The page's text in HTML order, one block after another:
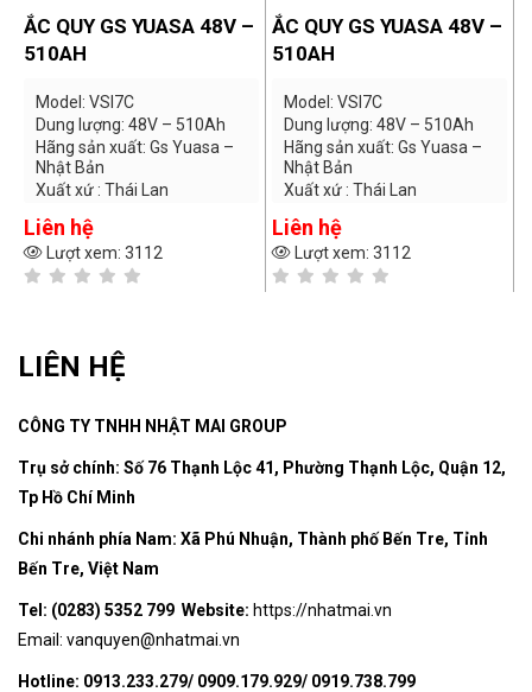
ẮC QUY GS YUASA 48V –
510AH
Model: VSI7C
Dung lượng: 48V – 510Ah
Hãng sản xuất: Gs Yuasa –
Nhật Bản
Xuất xứ : Thái Lan
Liên hệ
Lượt xem: 3112
ẮC QUY GS YUASA 48V –
510AH
Model: VSI7C
Dung lượng: 48V – 510Ah
Hãng sản xuất: Gs Yuasa –
Nhật Bản
Xuất xứ : Thái Lan
Liên hệ
Lượt xem: 3112
LIÊN HỆ
CÔNG TY TNHH NHẬT MAI GROUP
Trụ sở chính: Số 76 Thạnh Lộc 41, Phường Thạnh Lộc, Quận 12,
Tp Hồ Chí Minh
Chi nhánh phía Nam: Xã Phú Nhuận, Thành phố Bến Tre, Tỉnh
Bến Tre, Việt Nam
Tel: (0283) 5352 799 Website: https://nhatmai.vn
Email: vanquyen@nhatmai.vn
Hotline: 0913.233.279/ 0909.179.929/ 0919.738.799